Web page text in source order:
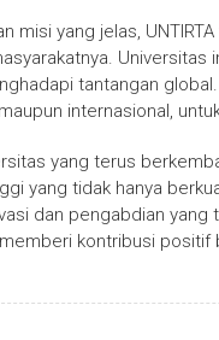
misi yang jelas,
tantangan
internasional,
yang terus
yang tidak hanya
dan pengabdian yang
kontribusi positif